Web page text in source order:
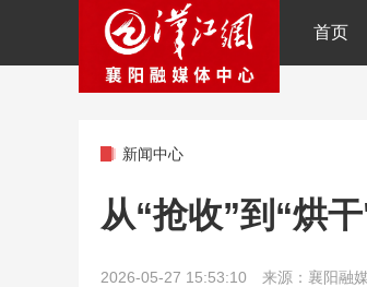
首页
新闻中心
从“抢收”到“烘
2026-05-27 15:53:10 来源：襄阳融